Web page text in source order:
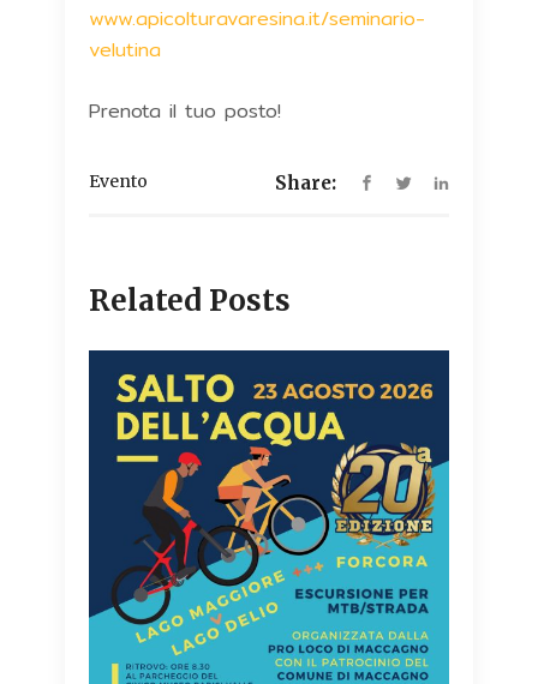
www.apicolturavaresina.it/seminario-
velutina
Prenota il tuo posto!
Evento Share:
Related Posts